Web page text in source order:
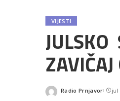
VIJESTI
JULSKO
Posted
Radio Prnjavor jul